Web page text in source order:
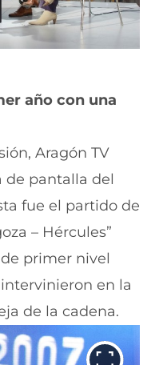
año con una
Aragón TV
de pantalla del
fue el partido de
– Hércules”
de primer nivel
en la
de la cadena.